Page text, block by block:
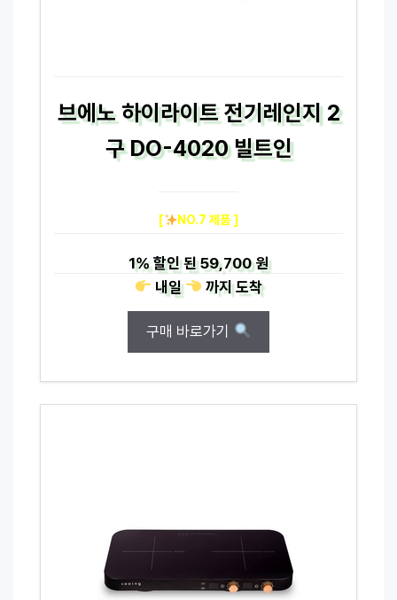
브에노 하이라이트 전기레인지 2
구 DO-4020 빌트인
[ NO.7 제품 ]
1%할인 된59,700 원
내일
까지도착
구매 바로가기